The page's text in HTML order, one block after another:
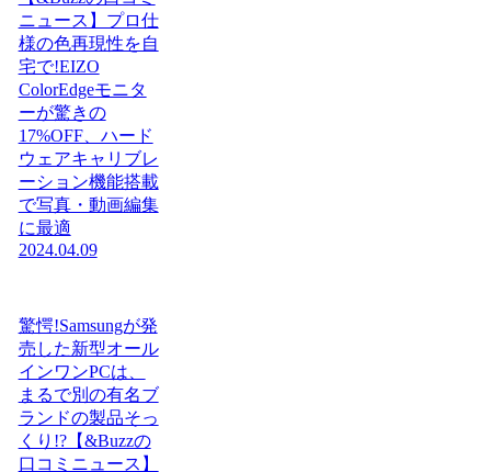
ニュース】プロ仕
様の色再現性を自
宅で!EIZO
ColorEdgeモニタ
ーが驚きの
17%OFF、ハード
ウェアキャリブレ
ーション機能搭載
で写真・動画編集
に最適
2024.04.09
驚愕!Samsungが発
売した新型オール
インワンPCは、
まるで別の有名ブ
ランドの製品そっ
くり!?【&Buzzの
口コミニュース】